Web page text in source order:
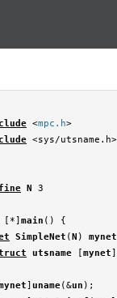
<mpc.h
<sys/utsname.h>
N 3
[*] main () {
SimpleNet (N ) mynet
utsname [mynet]
] uname(&un );